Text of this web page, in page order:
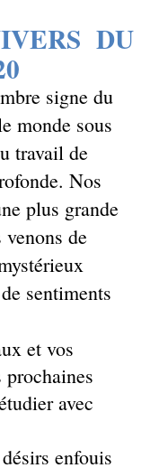
DU
signe du
monde sous
travail de
Nos
plus grande
de
sentiments
et vos
avec
enfouis